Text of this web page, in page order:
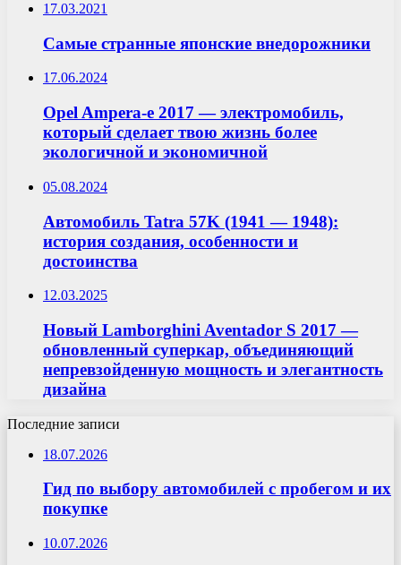
17.03.2021
Самые странные японские внедорожники
17.06.2024
Opel Ampera-e 2017 — электромобиль,
который сделает твою жизнь более
экологичной и экономичной
05.08.2024
Автомобиль Tatra 57K (1941 — 1948):
история создания, особенности и
достоинства
12.03.2025
Новый Lamborghini Aventador S 2017 —
обновленный суперкар, объединяющий
непревзойденную мощность и элегантность
дизайна
Последние записи
18.07.2026
Гид по выбору автомобилей с пробегом и их
покупке
10.07.2026